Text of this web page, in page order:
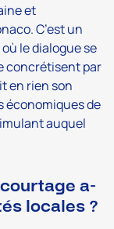
et
C’est un
le dialogue se
concrétisent par
en rien son
économiques de
auquel
a-
locales ?